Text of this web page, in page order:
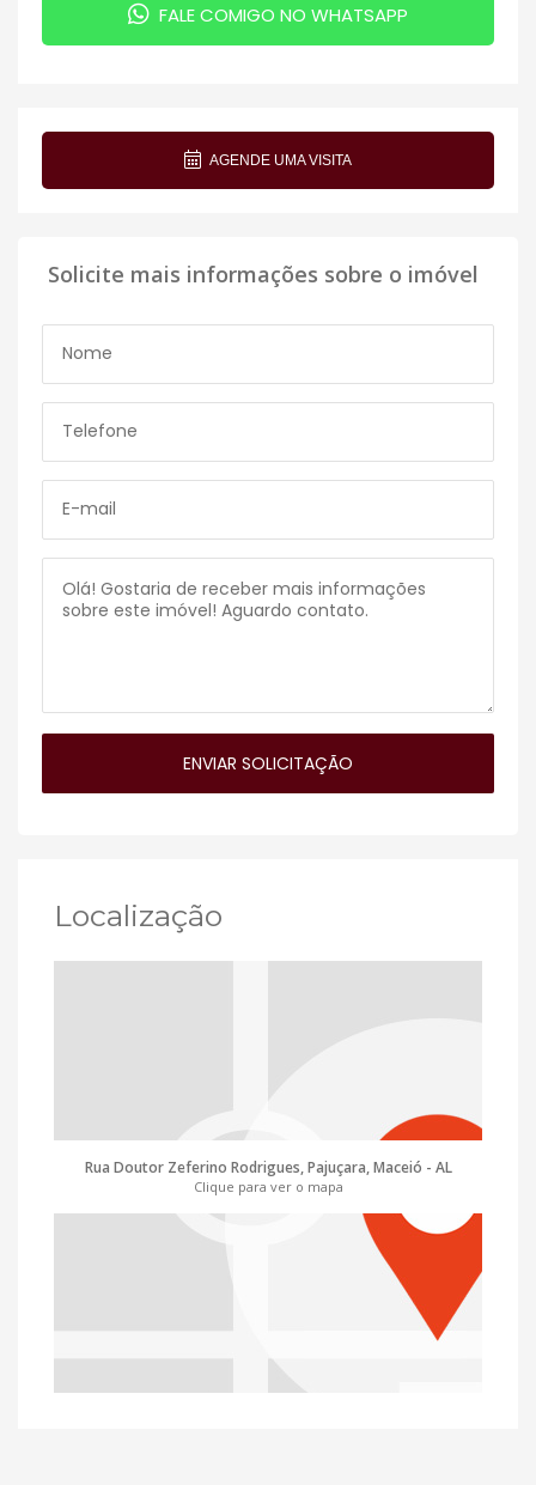
FALE COMIGO NO WHATSAPP
AGENDE UMA VISITA
Solicite mais informações sobre o imóvel
Localização
Rua Doutor Zeferino Rodrigues, Pajuçara, Maceió - AL
Clique para ver o mapa